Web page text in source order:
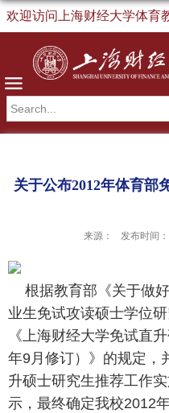
欢迎访问上海财经大学体育
关于公布2012年体育部
来源： 发布时间
根据教育部《关于做好
业生免试攻读硕士学位
《上海财经大学免试直
年9月修订）》的规定，
升硕士研究生推荐工作
示，最终确定我校2012